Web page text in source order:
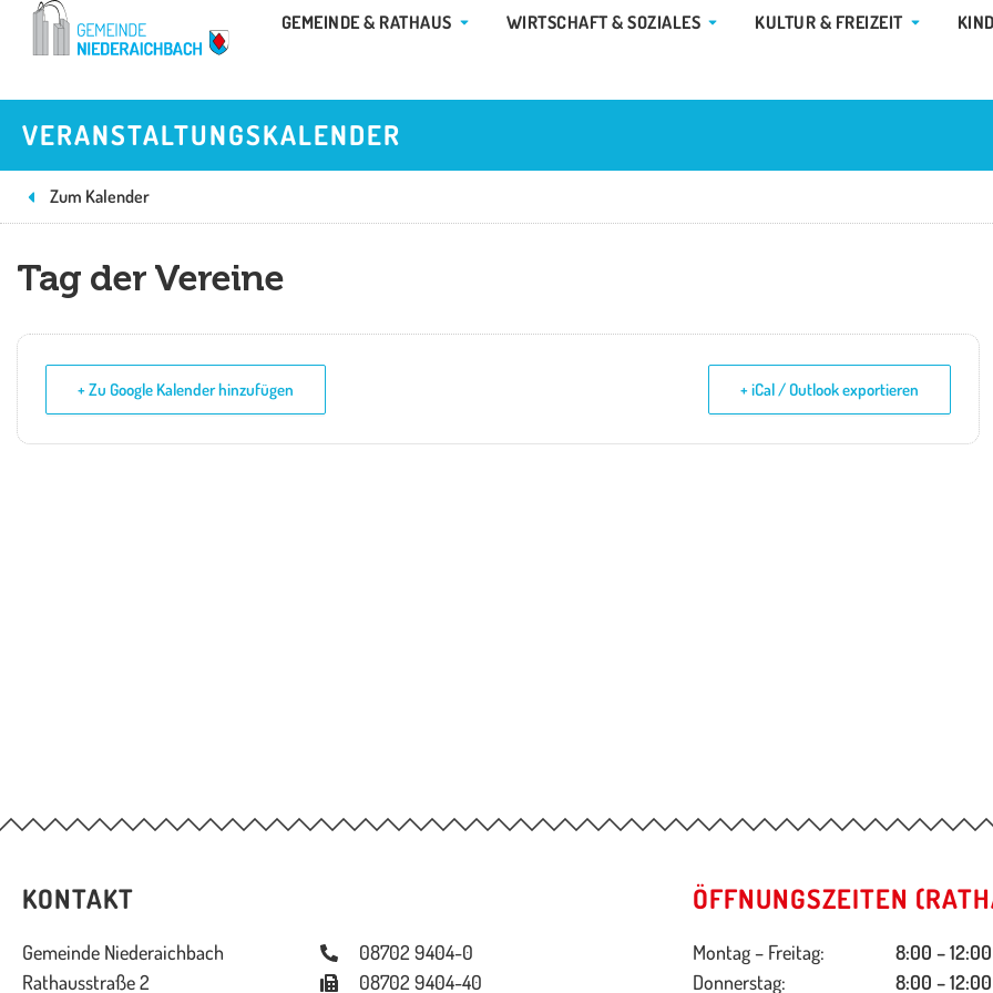
Zum
GEMEINDE & RATHAUS ÖFFNE GEMEINDE & RATHAUS
WIRTSCHAFT & SOZIALES ÖFFNE WIRTSCHAFT & SOZIALES
KULTUR & FREIZEIT ÖFFNE
VERANSTALTUNGSKALENDER
Zum Kalender
Tag der Vereine
+ Zu Google Kalender hinzufügen + iCal / Outlook exportieren
KONTAKT
Gemeinde Niederaichbach
Rathausstraße 2
08702 9404-0
08702 9404-40
ÖFFNUNGSZEITEN
Montag – Freitag:
8:00 –
Donnerstag:
8:00 –